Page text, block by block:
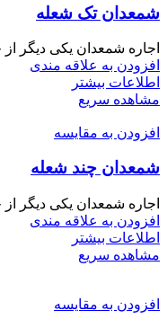
شمعدان تک شعله
اجاره شمعدان یکی دیگر
افزودن به علاقه مندی
اطلاعات بیشتر
مشاهده سریع
افزودن به مقایسه
شمعدان چند شعله
اجاره شمعدان یکی دیگر
افزودن به علاقه مندی
اطلاعات بیشتر
مشاهده سریع
افزودن به مقایسه